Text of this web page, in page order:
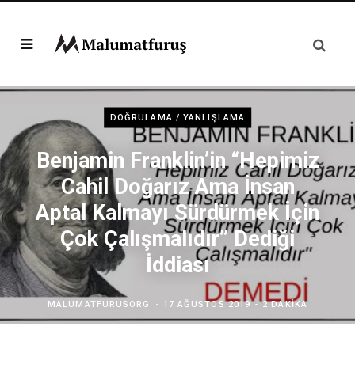
DOĞRULAMA / YANLIŞLAMA
Benjamin Franklin’in “Hepimiz
Cahil Doğarız Ama İnsan
Aptal Kalmayı Sürdürmek İçin
Çok Çalışmalıdır” Dediği
İddiası
MALUMATFURUSORG 17 AĞUSTOS 2019 2 DAKIKA